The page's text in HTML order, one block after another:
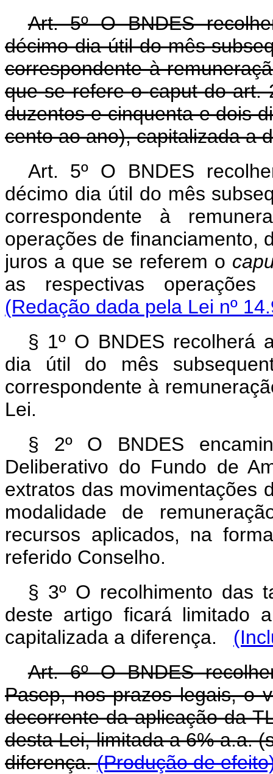
Art. 5ºO BNDES
décimo dia útil do mês
correspondente à
que se refere ocaputdo art.
duzentos e cinquenta e dois
cento ao ano), capitalizada a
Art. 5º O BNDES
décimo dia útil do mês
correspondente à
operações de financiamento,
juros a que se referem o
as respectivas
(Redação dada pela Lei nº
§ 1º O BNDES recolherá
dia útil do mês
correspondente à
Lei.
§ 2º O BNDES
Deliberativo do Fundo de
extratos das movimentações
modalidade de
recursos aplicados, na
referido Conselho.
§ 3º O recolhimento
deste artigo ficará limitado
capitalizada a diferença.
Art. 6ºO BNDES
Pasep, nos prazos legais, o
decorrente da aplicação da
desta Lei, limitada a 6% a.a.
diferença.(Produção de